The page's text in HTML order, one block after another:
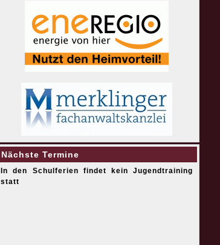
Nächste Termine
In den Schulferien findet kein Jugendtraining
statt